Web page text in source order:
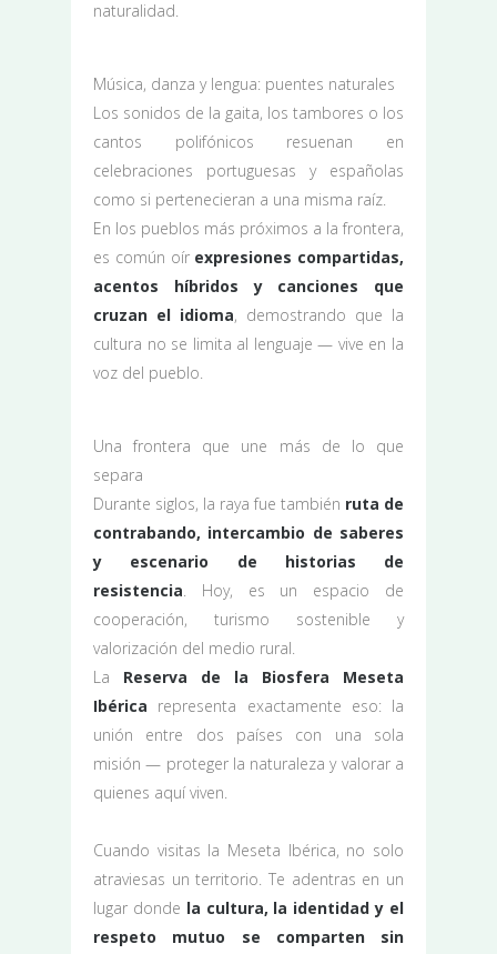
naturalidad.
Música, danza y lengua: puentes naturales
Los sonidos de la gaita, los tambores o los
cantos polifónicos resuenan en
celebraciones portuguesas y españolas
como si pertenecieran a una misma raíz.
En los pueblos más próximos a la frontera,
es común oír expresiones compartidas,
acentos híbridos y canciones que
cruzan el idioma, demostrando que la
cultura no se limita al lenguaje — vive en la
voz del pueblo.
Una frontera que une más de lo que
separa
Durante siglos, la raya fue también ruta de
contrabando, intercambio de saberes
y escenario de historias de
resistencia. Hoy, es un espacio de
cooperación, turismo sostenible y
valorización del medio rural.
La Reserva de la Biosfera Meseta
Ibérica representa exactamente eso: la
unión entre dos países con una sola
misión — proteger la naturaleza y valorar a
quienes aquí viven.
Cuando visitas la Meseta Ibérica, no solo
atraviesas un territorio. Te adentras en un
lugar donde la cultura, la identidad y el
respeto mutuo se comparten sin